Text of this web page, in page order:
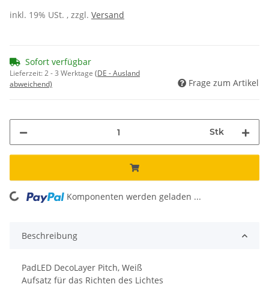
inkl. 19% USt. , zzgl. Versand
Sofort verfügbar
Lieferzeit:2 - 3 Werktage (DE - Ausland
abweichend)
Frage zum Artikel
Stk
Loading... Komponenten werden geladen ...
Beschreibung
PadLED DecoLayer Pitch, Weiß
Aufsatz für das Richten des Lichtes